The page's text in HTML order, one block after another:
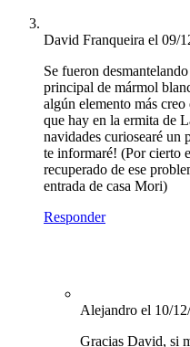
David Franqueira el 09/
Se fueron
principal de mármol
algún elemento más
que hay en la ermita de
navidades curiosearé un
te informaré! (Por cierto
recuperado de ese
entrada de casa Mori)
Responder
Alejandro el 10/
Gracias David, si